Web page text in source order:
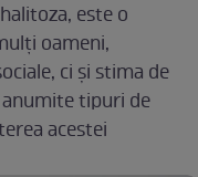
este o
oameni,
ci și stima de
tipuri de
acestei